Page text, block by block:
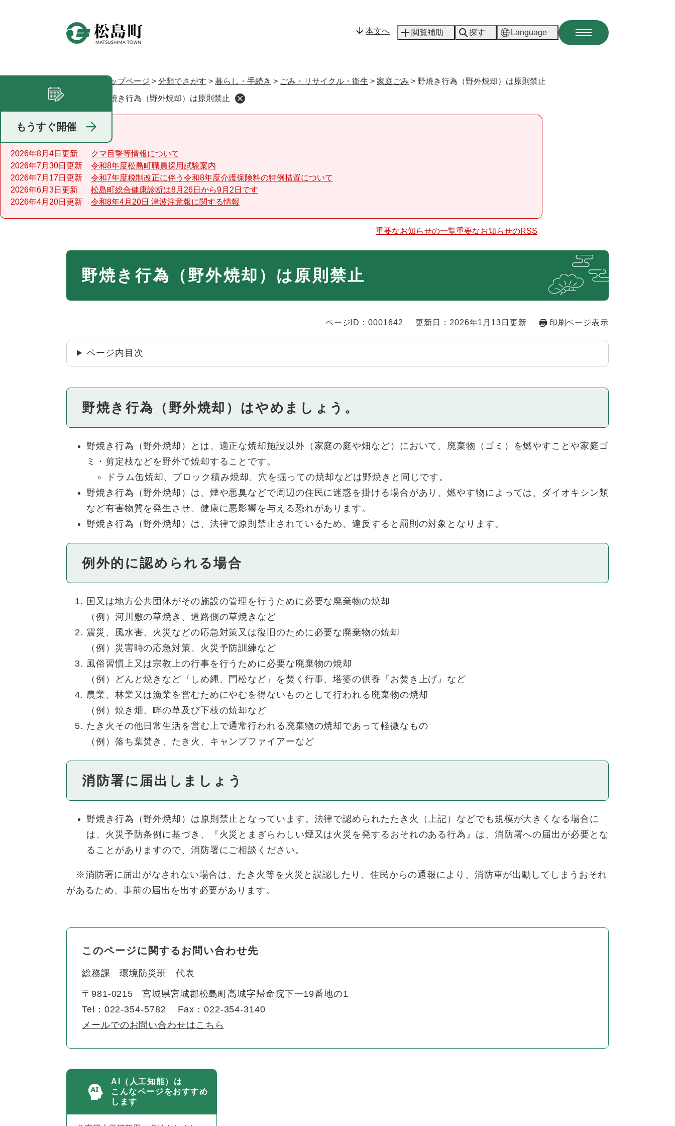
で
本文へ 閲覧補助 探す Language
トップページ > 分類でさがす > 暮らし・手続き > ごみ・リサイクル・衛生 > 家庭ごみ > 野焼き行為（野外焼却）は原則禁止
野焼き行為（野外焼却）は原則禁止
重要なお知らせ
2026年8月4日更新
クマ目撃等情報について
2026年7月30日更新
令和8年度松島町職員採用試験案内
2026年7月17日更新
令和7年度税制改正に伴う令和8年度介護保険料の特例措置について
2026年6月3日更新
松島町総合健康診断は8月26日から9月2日です
2026年4月20日更新
令和8年4月20日 津波注意報に関する情報
重要なお知らせの一覧重要なお知らせのRSS
野焼き行為（野外焼却）は原則禁止
ページID：0001642 更新日：2026年1月13日更新 印刷ページ表示
ページ内目次
野焼き行為（野外焼却）はやめましょう。
野焼き行為（野外焼却）とは、適正な焼却施設以外（家庭の庭や畑など）において、廃棄物（ゴミ）を燃やすことや家庭ゴ
ミ・剪定枝などを野外で焼却することです。
ドラム缶焼却、ブロック積み焼却、穴を掘っての焼却などは野焼きと同じです。
野焼き行為（野外焼却）は、煙や悪臭などで周辺の住民に迷惑を掛ける場合があり、燃やす物によっては、ダイオキシン類
など有害物質を発生させ、健康に悪影響を与える恐れがあります。
野焼き行為（野外焼却）は、法律で原則禁止されているため、違反すると罰則の対象となります。
例外的に認められる場合
国又は地方公共団体がその施設の管理を行うために必要な廃棄物の焼却
（例）河川敷の草焼き、道路側の草焼きなど
震災、風水害、火災などの応急対策又は復旧のために必要な廃棄物の焼却
​（例）災害時の応急対策、火災予防訓練など
風俗習慣上又は宗教上の行事を行うために必要な廃棄物の焼却
（例）どんと焼きなど『しめ縄、門松など』を焚く行事、塔婆の供養『お焚き上げ』など
農業、林業又は漁業を営むためにやむを得ないものとして行われる廃棄物の焼却
（例）焼き畑、畔の草及び下枝の焼却など
たき火その他日常生活を営む上で通常行われる廃棄物の焼却であって軽微なもの
（例）落ち葉焚き、たき火、キャンプファイアーなど
消防署に届出しましょう
野焼き行為（野外焼却）は原則禁止となっています。法律で認められたたき火（上記）などでも規模が大きくなる場合に
は、火災予防条例に基づき、『火災とまぎらわしい煙又は火災を発するおそれのある行為』は、消防署への届出が必要とな
ることがありますので、消防署にご相談ください。
※消防署に届出がなされない場合は、たき火等を火災と誤認したり、住民からの通報により、消防車が出動してしまうおそれ
があるため、事前の届出を出す必要があります。
このページに関するお問い合わせ先
総務課 環境防災班 代表
〒981-0215
宮城県宮城郡松島町高城字帰命院下一19番地の1
Tel：022-354-5782
Fax：022-354-3140
メールでのお問い合わせはこちら
もうすぐ開催
AI（人工知能）は
こんなページをおすすめ
します